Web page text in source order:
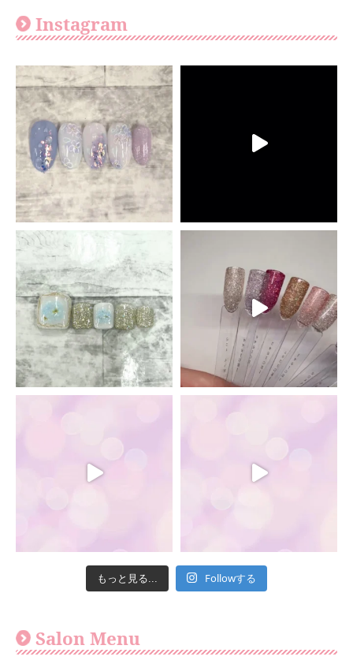
Instagram
もっと見る... Followする
Salon Menu